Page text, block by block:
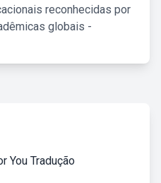
reconhecidas por
globais -
You Tradução